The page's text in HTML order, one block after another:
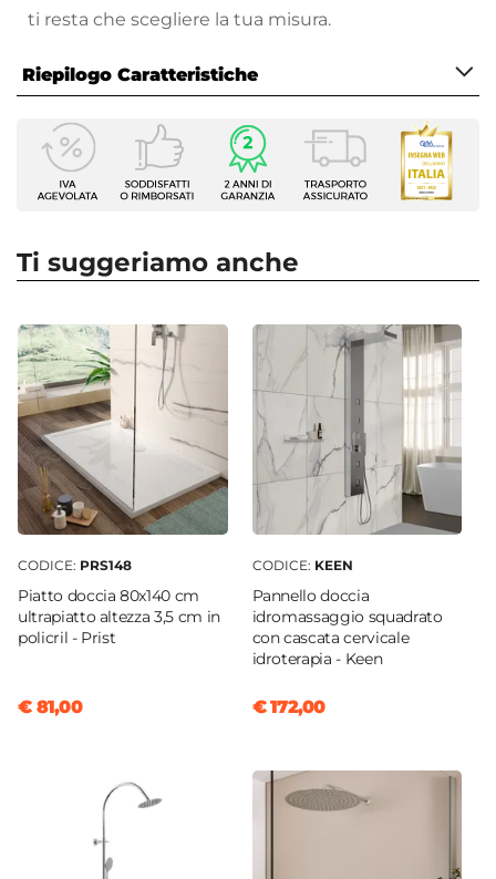
ti resta che scegliere la tua misura.
Riepilogo Caratteristiche
Caratteristiche
Serie
Lucy
Apertura
Dimensione
80 x 140 cm
Reversibile
Sì - (140 x 80 cm)
Regolabile
Si
Larghezza Da - A
80 cm| 78,5 cm
Entrata
Dimensione Entrata
Vetro temperato
Finitura Anta
Trasparente
Ti suggeriamo anche
CODICE: PRS148
Piatto doccia 80x140 cm
ultrapiatto altezza 3,5 cm in
policril - Prist
€ 81,00
CODICE: KEEN
Pannello doccia
idromassaggio squadrato
con cascata cervicale
idroterapia - Keen
€ 172,00